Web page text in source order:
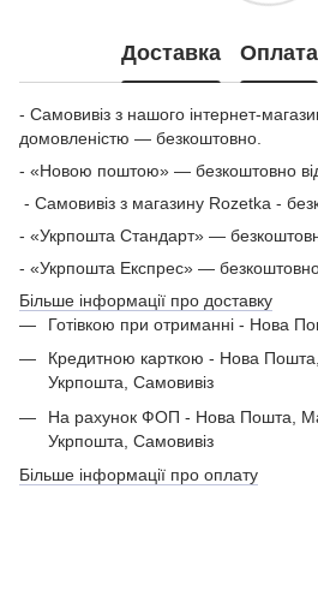
Доставка Оплата
- Самовивіз з нашого інтернет-
домовленістю — безкоштовно.
- «Новою поштою» — безкоштовно
- Самовивіз з магазину Rozetka -
- «Укрпошта Стандарт» —
- «Укрпошта Експрес» — безкоштовно
Більше інформації про доставку
Готівкою при отриманні - Нова
Кредитною карткою - Нова
Укрпошта, Самовивіз
На рахунок ФОП - Нова Пошта,
Укрпошта, Самовивіз
Більше інформації про оплату